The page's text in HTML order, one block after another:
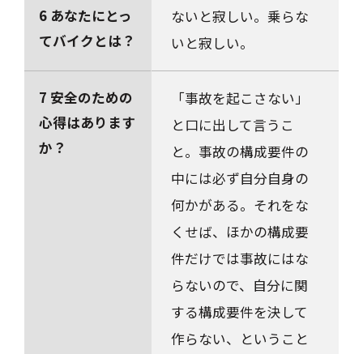
6 あなたにとっ
てバイクとは？
ないと寂しい。乗らな
いと寂しい。
7 安全のための
心得はあります
か？
「事故を起こさない」
と口に出して言うこ
と。事故の構成要件の
中には必ず自分自身の
何かがある。それをな
くせば、ほかの構成要
件だけでは事故にはな
らないので、自分に関
する構成要件を決して
作らない、ということ